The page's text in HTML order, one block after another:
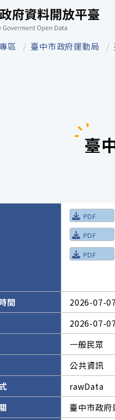
府資料
區 臺中市政府運動局
臺
PDF
PDF
PDF
間
2026-07-
2026-07-
一般民眾
公共資訊
rawData
臺中市政府